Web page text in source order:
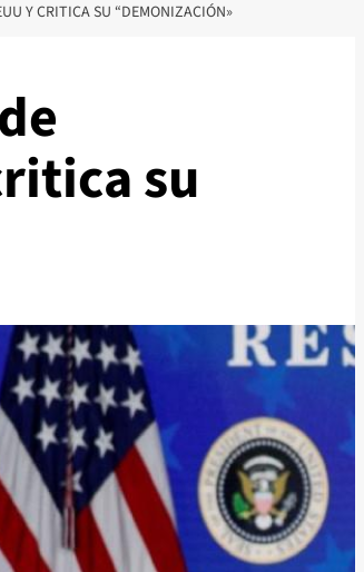
Y CRITICA SU “DEMONIZACIÓN»
su